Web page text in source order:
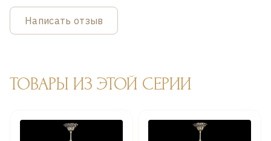
Написать отзыв
ТОВАРЫ ИЗ ЭТОЙ СЕРИИ